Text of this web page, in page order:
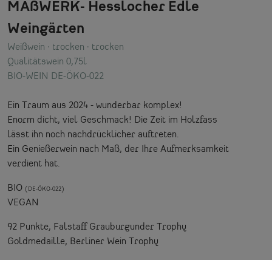
MAßWERK- Hesslocher Edle
Weingärten
Weißwein · trocken · trocken
Qualitätswein 0,75l
BIO-WEIN DE-ÖKO-022
Ein Traum aus 2024 - wunderbar komplex!
Enorm dicht, viel Geschmack! Die Zeit im Holzfass
lässt ihn noch nachdrücklicher auftreten.
Ein Genießerwein nach Maß, der Ihre Aufmerksamkeit
verdient hat.
BIO (DE-ÖKO-022)
VEGAN
92 Punkte, Falstaff Grauburgunder Trophy
Goldmedaille, Berliner Wein Trophy